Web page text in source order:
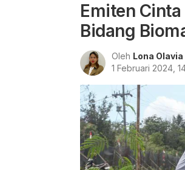
Emiten
Bidang
Oleh Lona Olavia
1 Februari 2024,